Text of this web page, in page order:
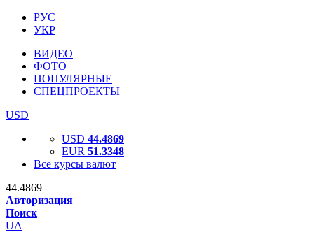
РУС
УКР
ВИДЕО
ФОТО
ПОПУЛЯРНЫЕ
СПЕЦПРОЕКТЫ
USD
USD 44.4869
EUR 51.3348
Все курсы валют
44.4869
Авторизация
Поиск
UA